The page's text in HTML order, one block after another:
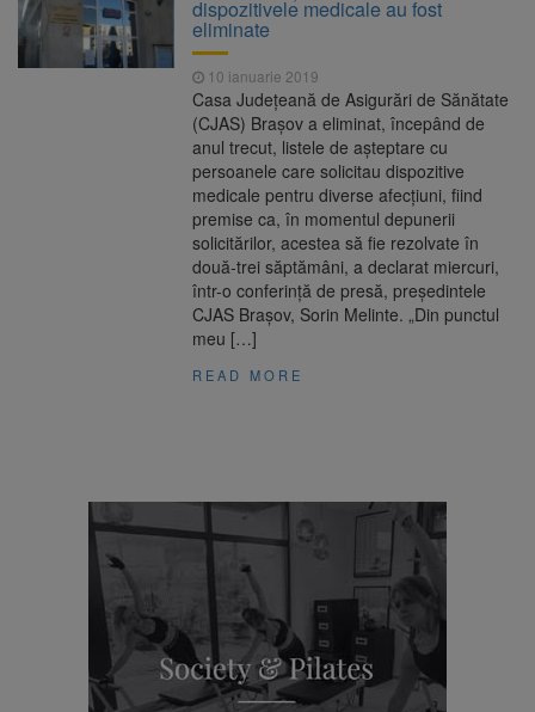
dispozitivele medicale au fost
eliminate
10 ianuarie 2019
Casa Judeţeană de Asigurări de Sănătate
(CJAS) Braşov a eliminat, începând de
anul trecut, listele de aşteptare cu
persoanele care solicitau dispozitive
medicale pentru diverse afecţiuni, fiind
premise ca, în momentul depunerii
solicitărilor, acestea să fie rezolvate în
două-trei săptămâni, a declarat miercuri,
într-o conferinţă de presă, preşedintele
CJAS Braşov, Sorin Melinte. „Din punctul
meu […]
READ MORE